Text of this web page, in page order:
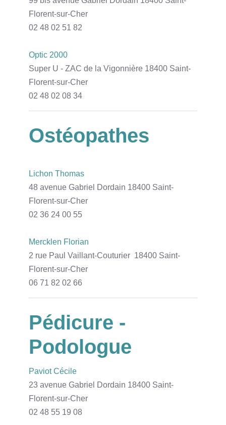
Florent-sur-Cher
02 48 02 51 82
Optic 2000
Super U - ZAC de la Vigonnière 18400 Saint-
Florent-sur-Cher
02 48 02 08 34
Ostéopathes
Lichon Thomas
48 avenue Gabriel Dordain 18400 Saint-
Florent-sur-Cher
02 36 24 00 55
Mercklen Florian
2 rue Paul Vaillant-Couturier 18400 Saint-
Florent-sur-Cher
06 71 82 02 66
Pédicure -
Podologue
Paviot Cécile
23 avenue Gabriel Dordain 18400 Saint-
Florent-sur-Cher
02 48 55 19 08